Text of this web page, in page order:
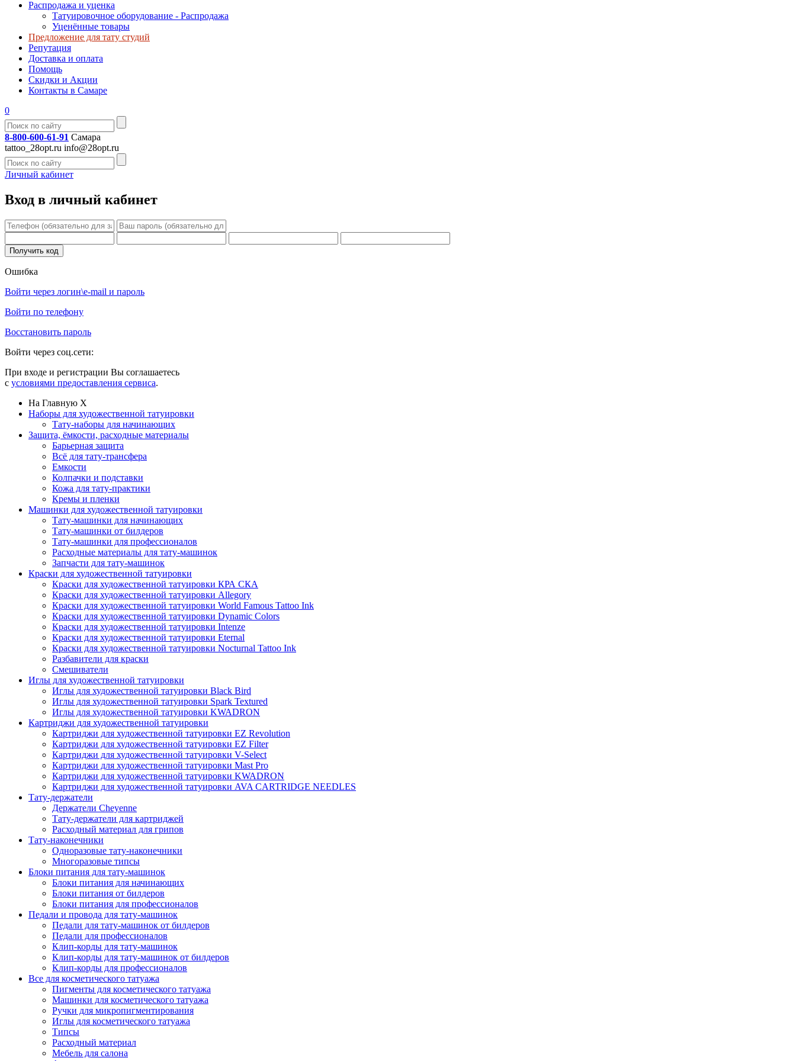
Распродажа и уценка
Татуировочное оборудование - Распродажа
Уценённые товары
Предложение для тату студий
Репутация
Доставка и оплата
Помощь
Скидки и Акции
Контакты в Самаре
0
8-800-600-61-91 Самара
tattoo_28opt.ru info@28opt.ru
Личный кабинет
Вход в личный кабинет
Ошибка
Войти через логин\e-mail и пароль
Войти по телефону
Восстановить пароль
Войти через соц.сети:
При входе и регистрации Вы соглашаетесь
с условиями предоставления сервиса.
На Главную X
Наборы для художественной татуировки
Тату-наборы для начинающих
Защита, ёмкости, расходные материалы
Барьерная защита
Всё для тату-трансфера
Емкости
Колпачки и подставки
Кожа для тату-практики
Кремы и пленки
Машинки для художественной татуировки
Тату-машинки для начинающих
Тату-машинки от билдеров
Тату-машинки для профессионалов
Расходные материалы для тату-машинок
Запчасти для тату-машинок
Краски для художественной татуировки
Краски для художественной татуировки КРА СКА
Краски для художественной татуировки Allegory
Краски для художественной татуировки World Famous Tattoo Ink
Краски для художественной татуировки Dynamic Colors
Краски для художественной татуировки Intenze
Краски для художественной татуировки Eternal
Краски для художественной татуировки Nocturnal Tattoo Ink
Разбавители для краски
Смешиватели
Иглы для художественной татуировки
Иглы для художественной татуировки Black Bird
Иглы для художественной татуировки Spark Textured
Иглы для художественной татуировки KWADRON
Картриджи для художественной татуировки
Картриджи для художественной татуировки EZ Revolution
Картриджи для художественной татуировки EZ Filter
Картриджи для художественной татуировки V-Select
Картриджи для художественной татуировки Mast Pro
Картриджи для художественной татуировки KWADRON
Картриджи для художественной татуировки AVA CARTRIDGE NEEDLES
Тату-держатели
Держатели Cheyenne
Тату-держатели для картриджей
Расходный материал для грипов
Тату-наконечники
Одноразовые тату-наконечники
Многоразовые типсы
Блоки питания для тату-машинок
Блоки питания для начинающих
Блоки питания от билдеров
Блоки питания для профессионалов
Педали и провода для тату-машинок
Педали для тату-машинок от билдеров
Педали для профессионалов
Клип-корды для тату-машинок
Клип-корды для тату-машинок от билдеров
Клип-корды для профессионалов
Все для косметического татуажа
Пигменты для косметического татуажа
Машинки для косметического татуажа
Ручки для микропигментирования
Иглы для косметического татуажа
Типсы
Расходный материал
Мебель для салона